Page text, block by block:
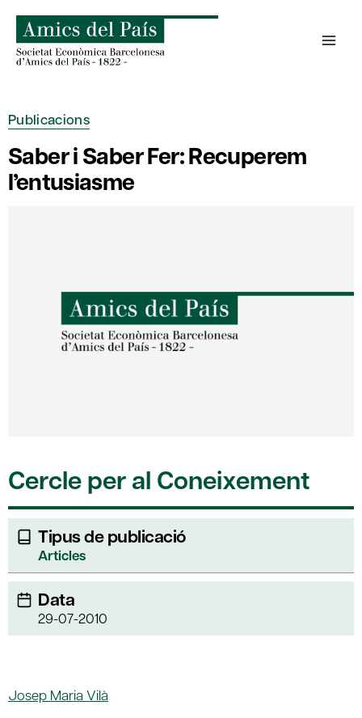
content
Publicacions
Saber i Saber Fer: Recuperem
l’entusiasme
Cercle per al Coneixement
Tipus de publicació
Articles
Data
29-07-2010
Josep Maria Vilà